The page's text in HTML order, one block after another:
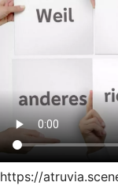
https://